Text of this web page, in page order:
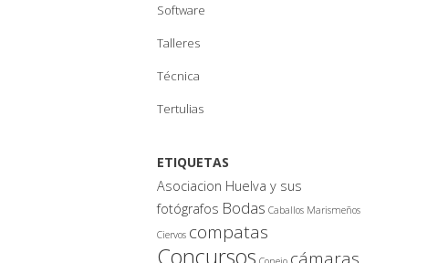
Software
Talleres
Técnica
Tertulias
ETIQUETAS
Asociacion Huelva y sus
fotógrafos Bodas Caballos Marismeños
Ciervos compatas
Concursos cámaras